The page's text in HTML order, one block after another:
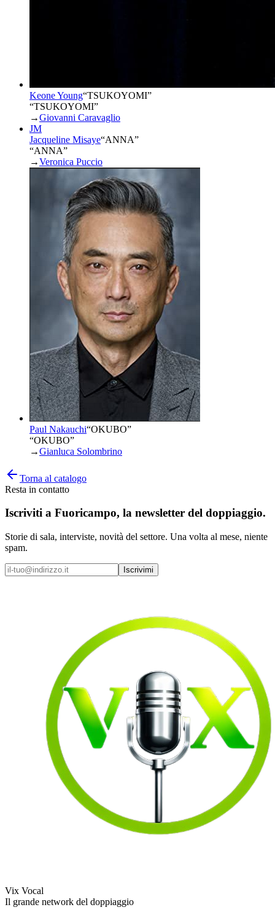
Keone Young“TSUKOYOMI”
“TSUKOYOMI”
→Giovanni Caravaglio
JM
Jacqueline Misaye“ANNA”
“ANNA”
→Veronica Puccio
Paul Nakauchi“OKUBO”
“OKUBO”
→Gianluca Solombrino
Torna al catalogo
Resta in contatto
Iscriviti a Fuoricampo, la newsletter del doppiaggio.
Storie di sala, interviste, novità del settore. Una volta al mese, niente
spam.
Iscrivimi
Vix Vocal
Il grande network del doppiaggio